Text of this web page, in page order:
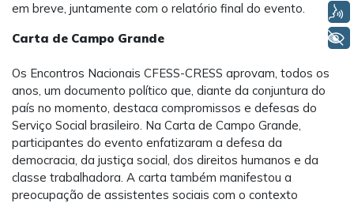
em breve, juntamente com o relatório final do evento.
Carta de Campo Grande
Os Encontros Nacionais CFESS-CRESS aprovam, todos os
anos, um documento político que, diante da conjuntura do
país no momento, destaca compromissos e defesas do
Serviço Social brasileiro. Na Carta de Campo Grande,
participantes do evento enfatizaram a defesa da
democracia, da justiça social, dos direitos humanos e da
classe trabalhadora. A carta também manifestou a
preocupação de assistentes sociais com o contexto
Voz